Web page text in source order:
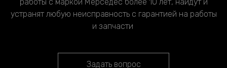
устранят любую неисправность с гарантией на работы
и запчасти
Задать вопрос